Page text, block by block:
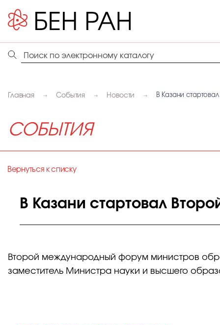
Главная События Новости В Казани
СОБЫТИЯ
Вернуться к списку
В Казани стартовал
Второй международный форум министров
заместитель Министра науки и высшего